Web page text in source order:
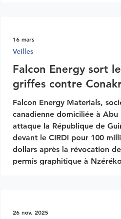
énergétique, aux technologies
avancées et aux enjeux de
centrale dans cette
des ressources
Falcon Energy sort
griffes contre
Falcon Energy Materials,
canadienne domiciliée à Abu
attaque la République de
devant le CIRDI pour 100
dollars après la révocation
permis graphitique à
Veilles
16 mars
26 nov. 2025